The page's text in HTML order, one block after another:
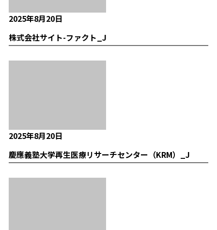
2025年8月20日
株式会社サイト-ファクト_J
2025年8月20日
慶應義塾大学再生医療リサーチセンター（KRM）_J